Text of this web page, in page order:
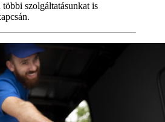
többi szolgáltatásunkat is